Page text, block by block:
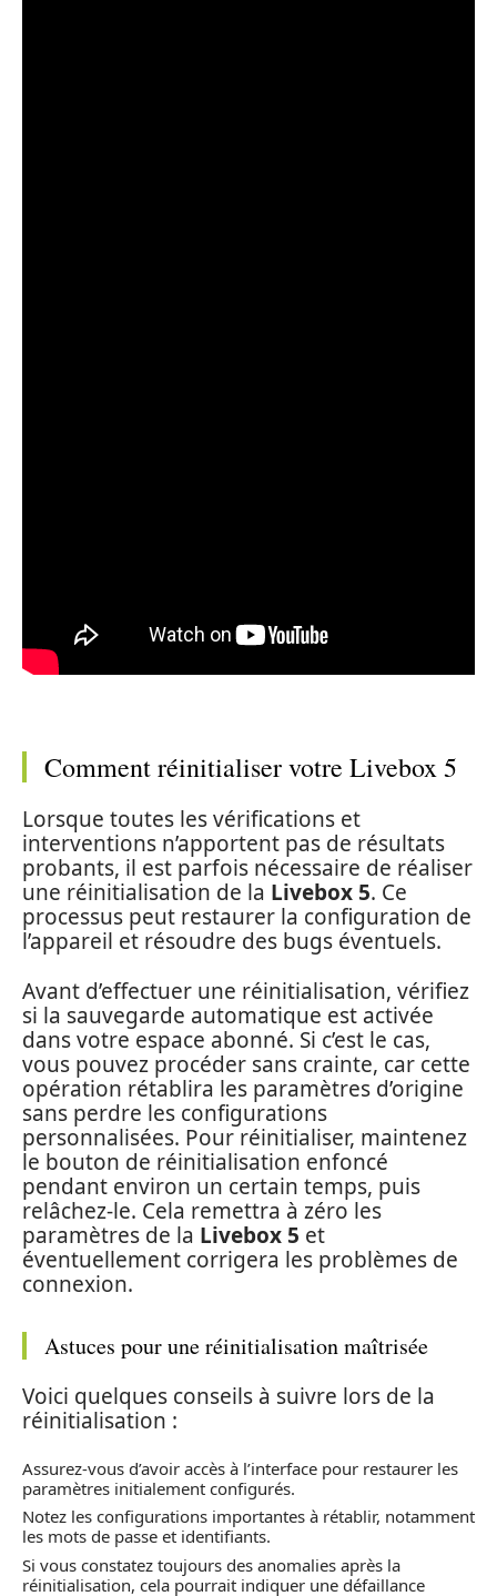
Comment réinitialiser votre Livebox 5
Lorsque toutes les vérifications et
interventions n’apportent pas de résultats
probants, il est parfois nécessaire de réaliser
une réinitialisation de la Livebox 5. Ce
processus peut restaurer la configuration de
l’appareil et résoudre des bugs éventuels.
Avant d’effectuer une réinitialisation, vérifiez
si la sauvegarde automatique est activée
dans votre espace abonné. Si c’est le cas,
vous pouvez procéder sans crainte, car cette
opération rétablira les paramètres d’origine
sans perdre les configurations
personnalisées. Pour réinitialiser, maintenez
le bouton de réinitialisation enfoncé
pendant environ un certain temps, puis
relâchez-le. Cela remettra à zéro les
paramètres de la Livebox 5 et
éventuellement corrigera les problèmes de
connexion.
Astuces pour une réinitialisation maîtrisée
Voici quelques conseils à suivre lors de la
réinitialisation :
Assurez-vous d’avoir accès à l’interface pour restaurer les
paramètres initialement configurés.
Notez les configurations importantes à rétablir, notamment
les mots de passe et identifiants.
Si vous constatez toujours des anomalies après la
réinitialisation, cela pourrait indiquer une défaillance